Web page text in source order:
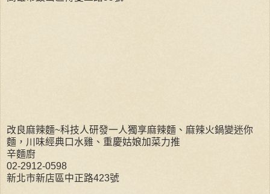
改良麻辣麵~科技人研發一人獨享麻辣麵、麻辣火鍋變迷你
麵，川味經典口水雞、重慶姑娘加菜力推
辛麵廚
02-2912-0598
新北市新店區中正路423號